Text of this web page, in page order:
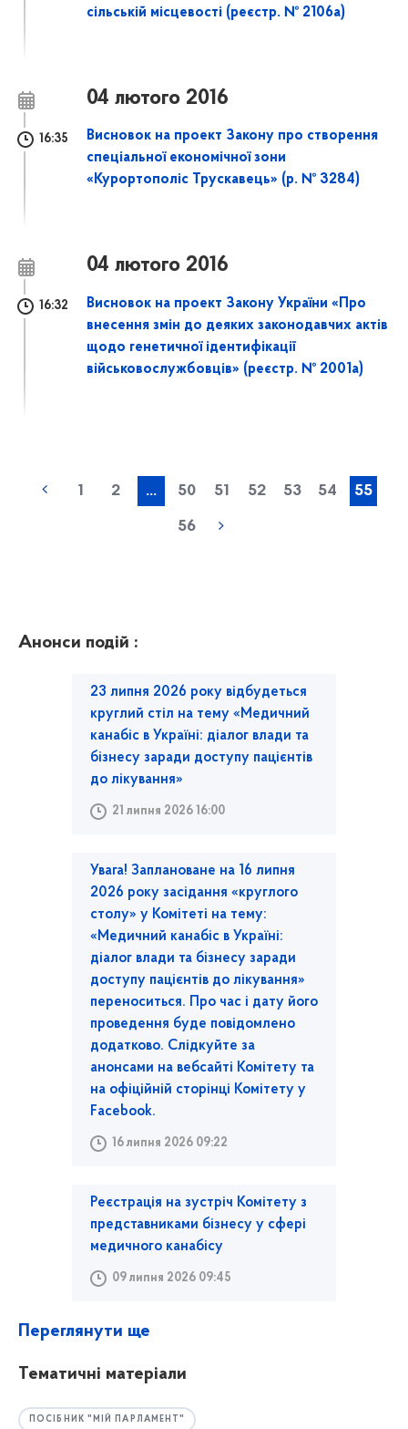
сільській місцевості (реєстр. № 2106а)
04 лютого 2016
16:35
Висновок на проект Закону про створення
спеціальної економічної зони
«Курортополіс Трускавець» (р. № 3284)
04 лютого 2016
16:32
Висновок на проект Закону України «Про
внесення змін до деяких законодавчих актів
щодо генетичної ідентифікації
військовослужбовців» (реєстр. № 2001а)
1 2 ... 50 51 52 53 54 55
56
Анонси подій :
23 липня 2026 року відбудеться
круглий стіл на тему «Медичний
канабіс в Україні: діалог влади та
бізнесу заради доступу пацієнтів
до лікування»
21 липня 2026 16:00
Увага! Заплановане на 16 липня
2026 року засідання «круглого
столу» у Комітеті на тему:
«Медичний канабіс в Україні:
діалог влади та бізнесу заради
доступу пацієнтів до лікування»
переноситься. Про час і дату його
проведення буде повідомлено
додатково. Слідкуйте за
анонсами на вебсайті Комітету та
на офіційній сторінці Комітету у
Facebook.
16 липня 2026 09:22
Реєстрація на зустріч Комітету з
представниками бізнесу у сфері
медичного канабісу
09 липня 2026 09:45
Переглянути ще
Тематичні матеріали
ПОСІБНИК "МІЙ ПАРЛАМЕНТ"